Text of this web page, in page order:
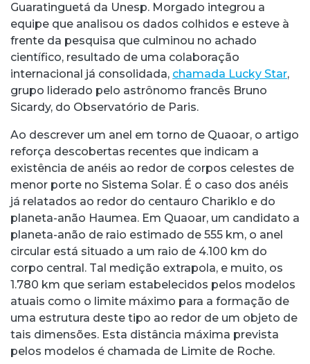
Guaratinguetá da Unesp. Morgado integrou a
equipe que analisou os dados colhidos e esteve à
frente da pesquisa que culminou no achado
científico, resultado de uma colaboração
internacional já consolidada, chamada Lucky Star,
grupo liderado pelo astrônomo francês Bruno
Sicardy, do Observatório de Paris.
Ao descrever um anel em torno de Quaoar, o artigo
reforça descobertas recentes que indicam a
existência de anéis ao redor de corpos celestes de
menor porte no Sistema Solar. É o caso dos anéis
já relatados ao redor do centauro Chariklo e do
planeta-anão Haumea. Em Quaoar, um candidato a
planeta-anão de raio estimado de 555 km, o anel
circular está situado a um raio de 4.100 km do
corpo central. Tal medição extrapola, e muito, os
1.780 km que seriam estabelecidos pelos modelos
atuais como o limite máximo para a formação de
uma estrutura deste tipo ao redor de um objeto de
tais dimensões. Esta distância máxima prevista
pelos modelos é chamada de Limite de Roche.